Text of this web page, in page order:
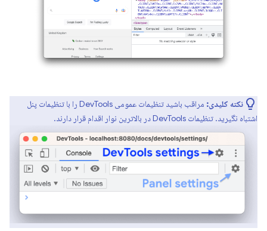
نکته کلیدی:
مراقب باشید تنظیمات عمومی DevTools را با تنظیمات پنل
اشتباه نگیرید. تنظیمات DevTools در بالاترین نوار اقدام قرار دارند.